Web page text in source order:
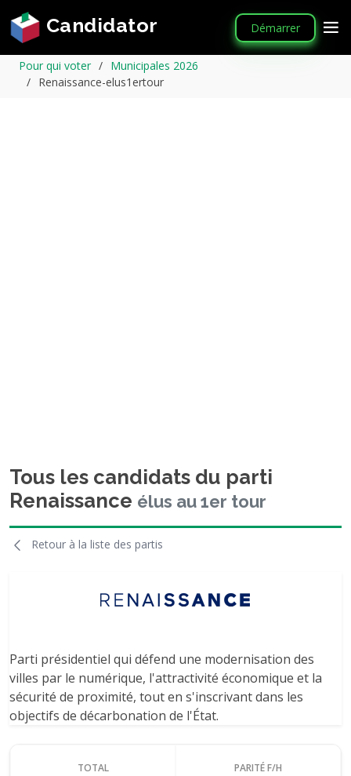
Candidator Démarrer
Pour qui voter
Municipales 2026
Renaissance-elus1ertour
Tous les candidats du parti
Renaissance élus au 1er tour
Retour à la liste des partis
Parti présidentiel qui défend une modernisation des
villes par le numérique, l'attractivité économique et la
sécurité de proximité, tout en s'inscrivant dans les
objectifs de décarbonation de l'État.
TOTAL PARITÉ F/H